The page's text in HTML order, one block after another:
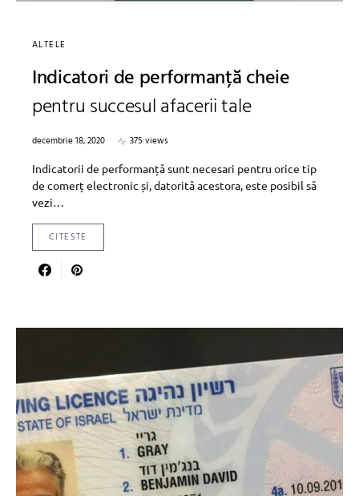
ALTELE
Indicatori de performanță cheie
pentru succesul afacerii tale
decembrie 18, 2020
375 views
Indicatorii de performanță sunt necesari pentru orice tip
de comerț electronic și, datorită acestora, este posibil să
vezi…
CITESTE